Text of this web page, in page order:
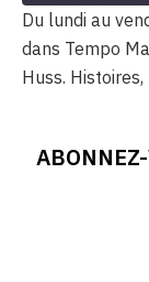
Du lundi au
dans Tempo
Huss.